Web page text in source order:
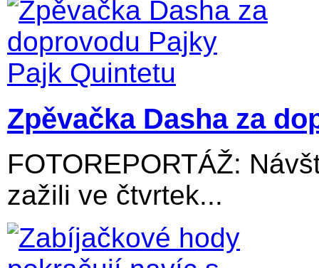
Zpěvačka Dasha za
FOTOREPORTÁŽ:
zažili ve čtvrtek...